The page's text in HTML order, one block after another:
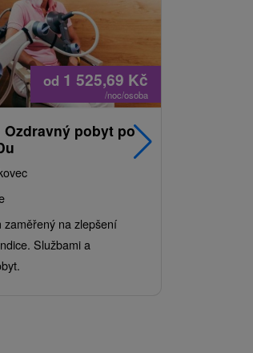
od 1 525,69 Kč
/noc/osoba
pobyt po
na zlepšení
Službami a